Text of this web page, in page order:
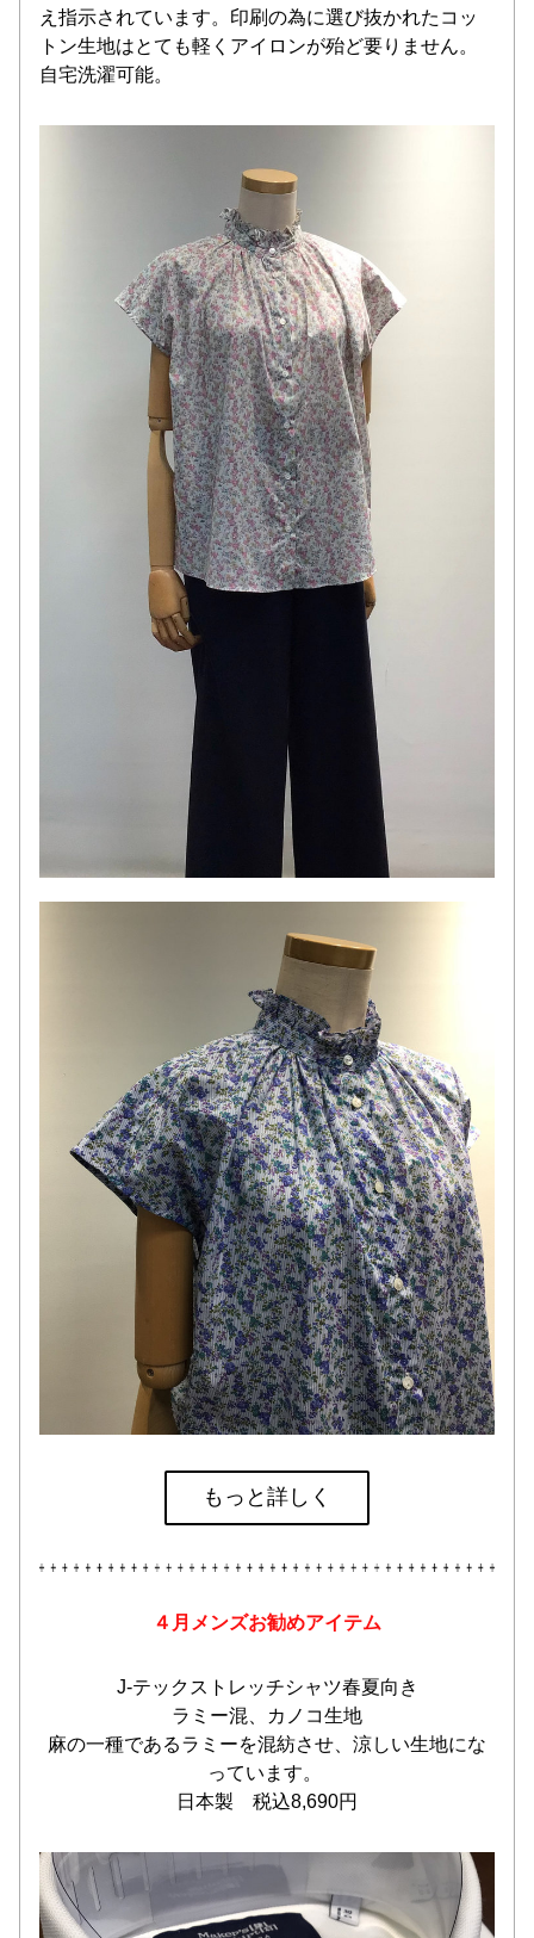
え指示されています。印刷の為に選び抜かれたコッ
トン生地はとても軽くアイロンが殆ど要りません。
自宅洗濯可能。
もっと詳しく
４月メンズお勧めアイテム
J-テックストレッチシャツ春夏向き
ラミー混、カノコ生地
麻の一種であるラミーを混紡させ、涼しい生地にな
っています。
日本製　税込8,690円